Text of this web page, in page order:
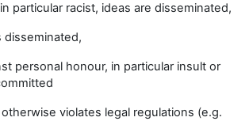
particular racist, ideas are disseminated,
disseminated,
personal honour, in particular insult or
violates legal regulations (e.g.